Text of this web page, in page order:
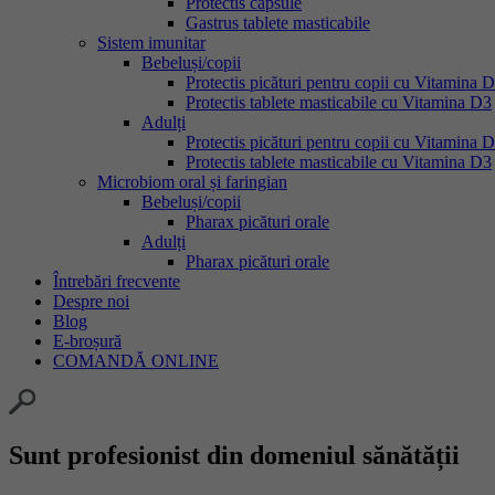
Gastrus tablete masticabile
Sistem imunitar
Bebeluși/copii
Protectis picături pentru copii cu Vitamina
Protectis tablete masticabile cu Vitamina D3
Adulți
Protectis picături pentru copii cu Vitamina
Protectis tablete masticabile cu Vitamina D3
Microbiom oral și faringian
Bebeluși/copii
Pharax picături orale
Adulți
Pharax picături orale
Întrebări frecvente
Despre noi
Blog
E-broșură
COMANDĂ ONLINE
Sunt profesionist din domeniul sănătății